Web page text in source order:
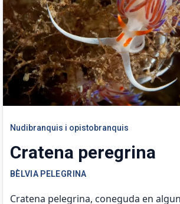
Nudibranquis i opistobranquis
Cratena peregrina
BÈLVIA PELEGRINA
Cratena pelegrina, coneguda en